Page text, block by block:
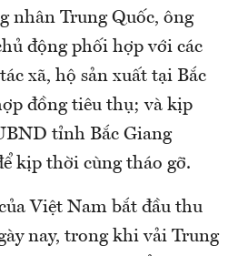
nhân Trung Quốc, ông
động phối hợp với các
xã, hộ sản xuất tại Bắc
đồng tiêu thụ; và kịp
tỉnh Bắc Giang
kịp thời cùng tháo gỡ.
Việt Nam bắt đầu thu
nay, trong khi vải Trung